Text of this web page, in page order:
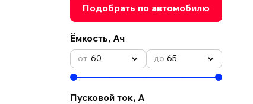
Подобрать по автомобилю
Ёмкость, Ач
60 65
Пусковой ток, А